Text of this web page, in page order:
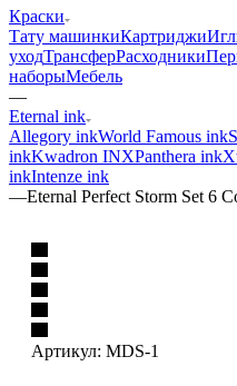
Краски
Тату машинкиКартриджи
уходТрансферРасходники
наборыМебель
—
Eternal ink
Allegory inkWorld Famous ink
inkKwadron INXPanthera ink
inkIntenze ink
—Eternal Perfect Storm Set 6
Артикул: MDS-1